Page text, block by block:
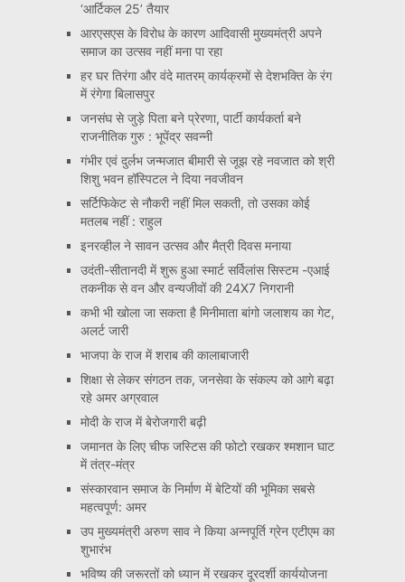
‘आर्टिकल 25’ तैयार
आरएसएस के विरोध के कारण आदिवासी मुख्यमंत्री अपने
समाज का उत्सव नहीं मना पा रहा
हर घर तिरंगा और वंदे मातरम् कार्यक्रमों से देशभक्ति के रंग
में रंगेगा बिलासपुर
जनसंघ से जुड़े पिता बने प्रेरणा, पार्टी कार्यकर्ता बने
राजनीतिक गुरु : भूपेंद्र सवन्नी
गंभीर एवं दुर्लभ जन्मजात बीमारी से जूझ रहे नवजात को श्री
शिशु भवन हॉस्पिटल ने दिया नवजीवन
सर्टिफिकेट से नौकरी नहीं मिल सकती, तो उसका कोई
मतलब नहीं : राहुल
इनरव्हील ने सावन उत्सव और मैत्री दिवस मनाया
उदंती-सीतानदी में शुरू हुआ स्मार्ट सर्विलांस सिस्टम -एआई
तकनीक से वन और वन्यजीवों की 24X7 निगरानी
कभी भी खोला जा सकता है मिनीमाता बांगो जलाशय का गेट,
अलर्ट जारी
भाजपा के राज में शराब की कालाबाजारी
शिक्षा से लेकर संगठन तक, जनसेवा के संकल्प को आगे बढ़ा
रहे अमर अग्रवाल
मोदी के राज में बेरोजगारी बढ़ी
जमानत के लिए चीफ जस्टिस की फोटो रखकर श्मशान घाट
में तंत्र-मंत्र
संस्कारवान समाज के निर्माण में बेटियों की भूमिका सबसे
महत्वपूर्ण: अमर
उप मुख्यमंत्री अरुण साव ने किया अन्नपूर्ति ग्रेन एटीएम का
शुभारंभ
भविष्य की जरूरतों को ध्यान में रखकर दूरदर्शी कार्ययोजना